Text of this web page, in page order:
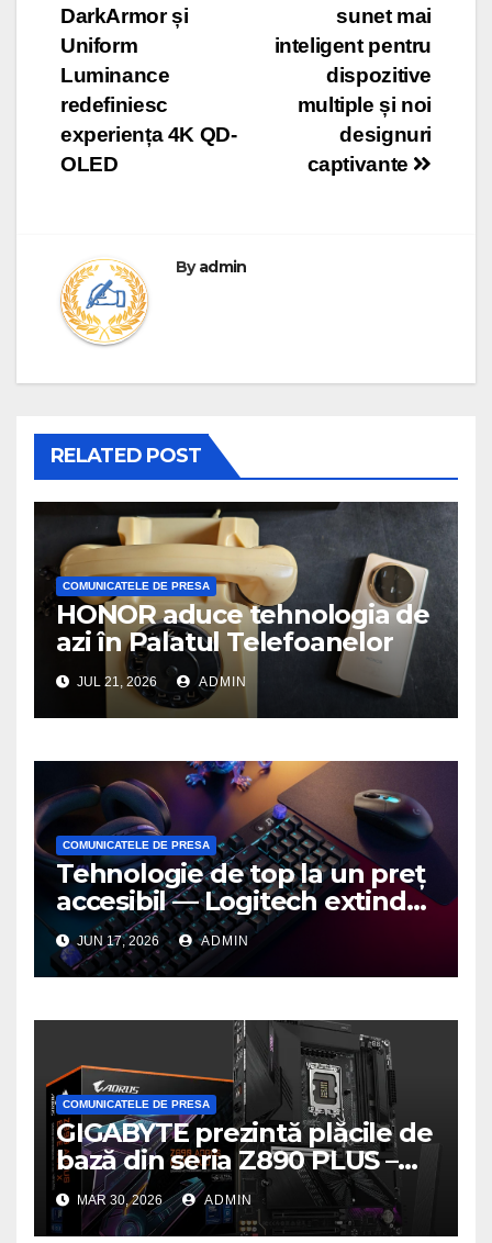
sunet mai
inteligent pentru
dispozitive
multiple și noi
designuri
captivante
DarkArmor și
Uniform
Luminance
redefiniesc
experiența 4K QD-
OLED
Byadmin
RELATED POST
COMUNICATELE DE PRESA
HONOR aduce tehnologia de
azi în Palatul Telefoanelor
JUL 21, 2026 ADMIN
COMUNICATELE DE PRESA
Tehnologie de top la un preț
accesibil — Logitech extinde
seria G3 cu un nou mouse și
o nouă tastatură pentru
gaming pe PC
JUN 17, 2026 ADMIN
COMUNICATELE DE PRESA
GIGABYTE prezintă plăcile de
bază din seria Z890 PLUS –
performanță de ultimă
generație la un nou nivel
MAR 30, 2026 ADMIN